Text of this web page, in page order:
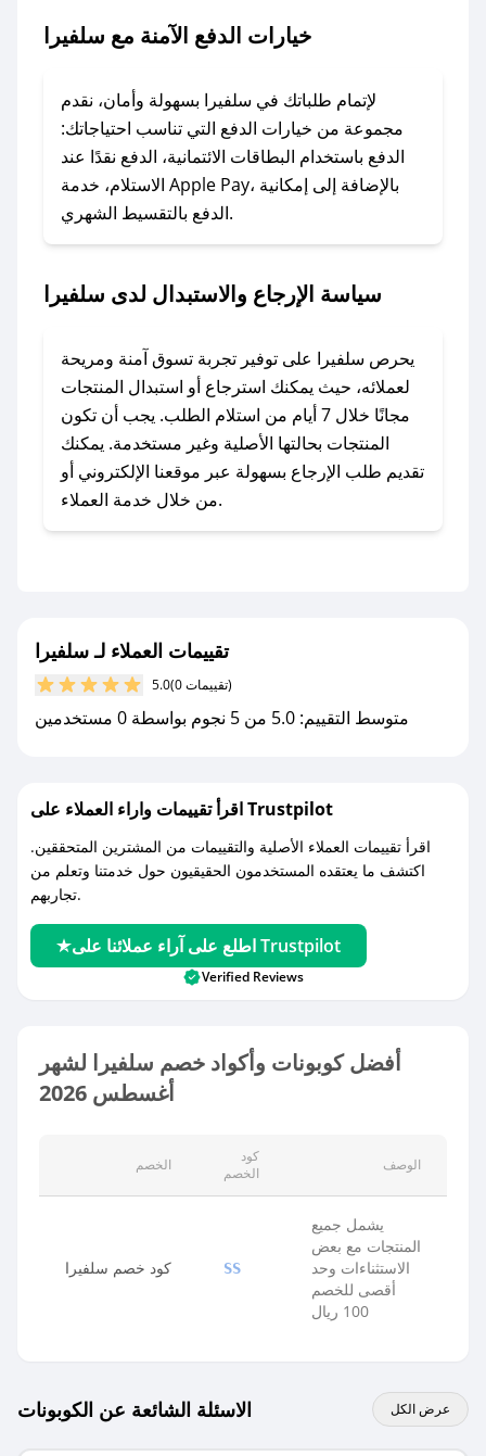
### ماذا أفعل إذا لم يعمل كود الخصم؟
الرسائل الخاصة على تويتر أو البريد الإلكتروني،
وسنقوم بحل المشكلة في أسرع وقت ممكن.
### ماذا أفعل إذا لم أجد كود خصم لمتجري
المفضل؟
في حال عدم توفر كوبونات لمتجرك المفضل، يمكنك
أسرع وقت ممكن.
### كيف تحصل على كوبونات خصم حصرية من
سلفيرا؟
للحصول على كوبونات وخصومات حصرية، قم بما
يلي:
- اضغط على أيقونة متابعة لمتجر سلفيرا في تطبيق
صحصح.
مع صحصح، تسوق بذكاء ووفّر على كل مشترياتك مع
خيارات الدفع الآمنة مع سلفيرا
لإتمام طلباتك في سلفيرا بسهولة وأمان، نقدم
مجموعة من خيارات الدفع التي تناسب احتياجاتك:
الدفع باستخدام البطاقات الائتمانية، الدفع نقدًا عند
الاستلام، خدمة Apple Pay، بالإضافة إلى إمكانية
الدفع بالتقسيط الشهري.
سياسة الإرجاع والاستبدال لدى سلفيرا
يحرص سلفيرا على توفير تجربة تسوق آمنة ومريحة
لعملائه، حيث يمكنك استرجاع أو استبدال المنتجات
مجانًا خلال 7 أيام من استلام الطلب. يجب أن تكون
المنتجات بحالتها الأصلية وغير مستخدمة. يمكنك
تقديم طلب الإرجاع بسهولة عبر موقعنا الإلكتروني أو
من خلال خدمة العملاء.
تقييمات العملاء لـ سلفيرا
5.0 (0 تقييمات)
متوسط التقييم: 5.0 من 5 نجوم بواسطة 0 مستخدمين
اقرأ تقييمات واراء العملاء على Trustpilot
اقرأ تقييمات العملاء الأصلية والتقييمات من المشترين المتحققين.
اكتشف ما يعتقده المستخدمون الحقيقيون حول خدمتنا وتعلم من
تجاربهم.
اطلع على آراء عملائنا على Trustpilot
Verified Reviews
أفضل كوبونات وأكواد خصم سلفيرا لشهر
أغسطس 2026
الخصم
كود
الخصم
الوصف
كود خصم سلفيرا SS
يشمل جميع
المنتجات مع بعض
الاستثناءات وحد
أقصى للخصم
100 ريال
الاسئلة الشائعة عن الكوبونات عرض الكل